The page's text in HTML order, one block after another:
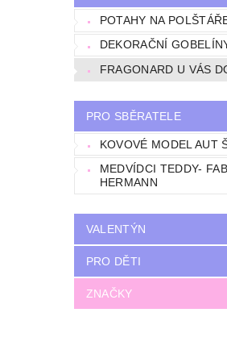
POTAHY NA
DEKORAČNÍ
FRAGONARD U VÁS
PRO SBĚRATELE
KOVOVÉ MODEL AUT
MEDVÍDCI TEDDY-
HERMANN
VALENTÝN
PRO DĚTI
ZNAČKY